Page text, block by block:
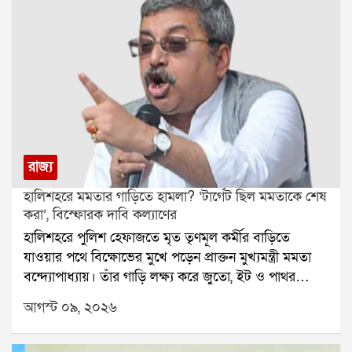
রাজ্য
হালিশহরে মমতার গাড়িতে হামলা? ‘টার্গেট ছিল মমতাকে শেষ
করা’, বিস্ফোরক দাবি কল্যাণের
হালিশহরে পুলিশ হেফাজতে মৃত তৃণমূল কর্মীর বাড়িতে
যাওয়ার পথে বিক্ষোভের মুখে পড়েন প্রাক্তন মুখ্যমন্ত্রী মমতা
বন্দ্যোপাধ্যায়। তাঁর গাড়ি লক্ষ্য করে জুতো, ইট ও পাথর
ছোড়ার অভিযোগ উঠেছে। ঘটনাকে কেন্দ্র করে রাজনৈতিক
উত্তেজনা ছড়িয়েছে এলাকায়।মমতার সঙ্গে এদিন ছিলেন
তৃণমূলের সাংসদ দোলা সেন এবং কল্যাণ বন্দ্যোপাধ্যায়।
আগস্ট ০৯, ২০২৬